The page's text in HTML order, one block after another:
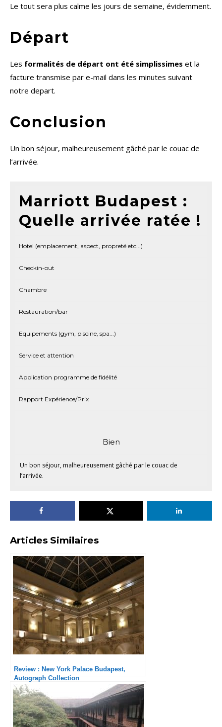
Le tout sera plus calme les jours de semaine, évidemment.
Départ
Les formalités de départ ont été simplissimes et la
facture transmise par e-mail dans les minutes suivant
notre depart.
Conclusion
Un bon séjour, malheureusement gâché par le couac de
l’arrivée.
Marriott Budapest :
Quelle arrivée ratée !
Hotel (emplacement, aspect, propreté etc...)
Checkin-out
Chambre
Restauration/bar
Equipements (gym, piscine, spa...)
Service et attention
Application programme de fidélité
Rapport Expérience/Prix
Bien
Un bon séjour, malheureusement gâché par le couac de
l’arrivée.
Articles Similaires
Review : New York Palace Budapest,
Autograph Collection